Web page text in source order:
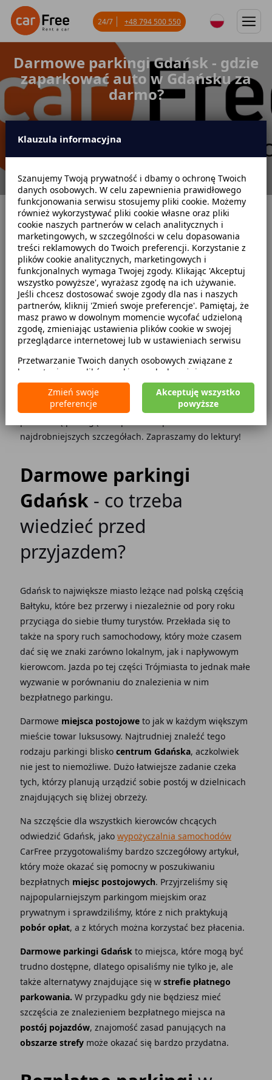
Darmowe parkingi Gdańsk - gdzie
zaparkować auto w Gdańsku za
darmo?
24/7 +48 794 500 550
Strona główna Blog
Darmowe parkingi
Darmowe parkingi Gdańsk - gdzie zaparkować auto w Gdańsku za
darmo?
2023-12-13
Kategorie
Darmowe parkingi
Lokalne podróże
Planujesz wypad nad morze samochodem? Zanim
swój samochód bez ponoszenia dodatkowych kosztów. W
naszym artykule znajdziesz informacje, które z
najdrobniejszych szczegółach. Zapraszamy do lektury!
Darmowe parkingi
Gdańsk- co trzeba
wiedzieć przed
przyjazdem?
Gdańsk to największe miasto leżące nad polską częścią
Bałtyku, które bez przerwy i niezależnie od pory roku
przyciąga do siebie tłumy turystów. Przekłada się to
także na spory ruch samochodowy, który może czasem
dać się we znaki zarówno lokalnym, jak i napływowym
kierowcom. Jazda po tej części Trójmiasta to jednak małe
wyzwanie w porównaniu do znalezienia w nim
bezpłatnego parkingu.
Darmowe miejsca postojoweto jak w każdym większym
mieście towar luksusowy. Najtrudniej znaleźć tego
rodzaju parkingi blisko centrum Gdańska, aczkolwiek
nie jest to niemożliwe. Dużo łatwiejsze zadanie czeka
tych, którzy planują urządzić sobie postój w dzielnicach
znajdujących się bliżej obrzeży.
Na szczęście dla wszystkich kierowców chcących
odwiedzić Gdańsk, jako wypożyczalnia samochodów
CarFree przygotowaliśmy bardzo szczegółowy artykuł,
który może okazać się pomocny w poszukiwaniu
bezpłatnych miejsc postojowych. Przyjrzeliśmy się
najpopularniejszym parkingom miejskim oraz
prywatnym i sprawdziliśmy, które z nich praktykują
pobór opłat, a z których można korzystać bez płacenia.
Darmowe parkingi Gdańsk to miejsca, które mogą być
trudno dostępne, dlatego opisaliśmy nie tylko je, ale
także alternatywy znajdujące się w strefie płatnego
parkowania. W przypadku gdy nie będziesz mieć
szczęścia ze znalezieniem bezpłatnego miejsca na
postój pojazdów, znajomość zasad panujących na
obszarze strefymoże okazać się bardzo przydatna.
Klauzula informacyjna
Szanujemy Twoją prywatność i dbamy o ochronę Twoich
danych osobowych. W celu zapewnienia prawidłowego
funkcjonowania serwisu stosujemy pliki cookie. Możemy
również wykorzystywać pliki cookie własne oraz pliki
cookie naszych partnerów w celach analitycznych i
marketingowych, w szczególności w celu dopasowania
treści reklamowych do Twoich preferencji. Korzystanie z
plików cookie analitycznych, marketingowych i
funkcjonalnych wymaga Twojej zgody. Klikając 'Akceptuj
wszystko powyższe', wyrażasz zgodę na ich używanie.
Jeśli chcesz dostosować swoje zgody dla nas i naszych
partnerów, kliknij 'Zmień swoje preferencje'. Pamiętaj, że
masz prawo w dowolnym momencie wycofać udzieloną
zgodę, zmieniając ustawienia plików cookie w swojej
przeglądarce internetowej lub w ustawieniach serwisu
Przetwarzanie Twoich danych osobowych związane z
korzystaniem z plików cookie w celach wyżej
wymienionych jest prowadzone przez CarFree sp. z o.o. z
siedzibą w Warszawie (02-677), ul. Cybernetyki 5,
będącego administratorem danych. W niektórych
nasi partnerzy. Szczegółowe informacje na temat
korzystania przez nas i naszych partnerów z plików cookie
Polityce prywatności.
Zmień swoje
preferencje
Akceptuję wszystko
powyższe